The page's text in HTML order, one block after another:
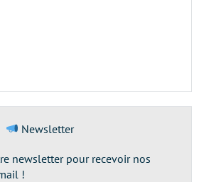
Newsletter
newsletter pour recevoir nos
!